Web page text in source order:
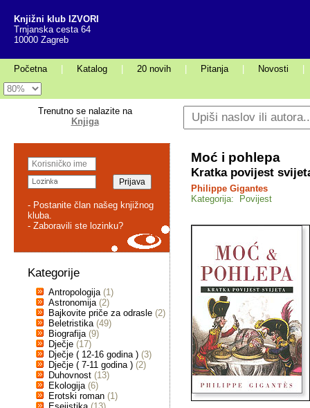
Knjižni klub IZVORI
Trnjanska cesta 64
10000 Zagreb
Početna Katalog 20 novih Pitanja Novosti
Trenutno se nalazite na
Knjiga
- Postanite član našeg knjižnog
kluba.
- Zaboravili ste lozinku?
Kategorije
Antropologija (1)
Astronomija (2)
Bajkovite priče za odrasle (2)
Beletristika (49)
Biografija (9)
Dječje (17)
Dječje ( 12-16 godina ) (3)
Dječje ( 7-11 godina ) (2)
Duhovnost (13)
Ekologija (6)
Erotski roman (1)
Moć i pohlepa
Kratka povijest
Philippe Gigantes
Kategorija: Povijest